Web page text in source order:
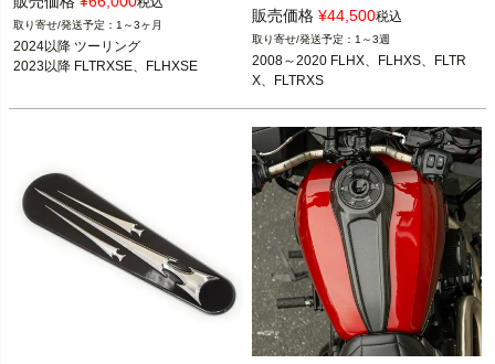
1～3ヶ月
2024以降 ツーリング
2023以降 FLTRXSE、FLHXSE
2008～2020 FLHX、FLHXS、FLTR
kuryakyn（クリアキン）
販売価格 ¥44,500税込
1～3週
2008～2020 FLHX、FLHXS、FLTR
X、FLTRXS